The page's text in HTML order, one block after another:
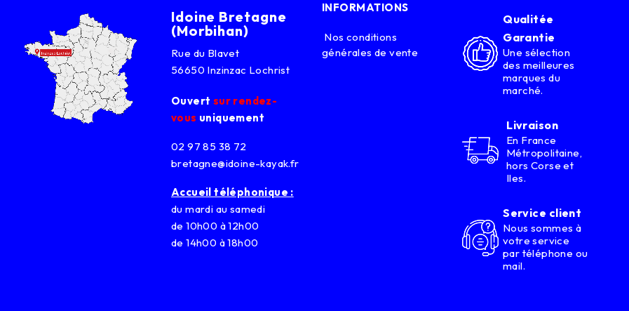
Idoine Bretagne
(Morbihan)
Rue du Blavet
56650 Inzinzac Lochrist
Ouvert sur rendez-
vous uniquement
02 97 85 38 72
bretagne@idoine-kayak.fr
Accueil téléphonique :
du mardi au samedi
de 10h00 à 12h00
de 14h00 à 18h00
INFORMATIONS
Nos conditions
générales de vente
Qualitée
Garantie
Une sélection
des meilleures
marques du
marché.
Livraison
En France
Métropolitaine,
hors Corse et
Iles.
Service client
Nous sommes à
votre service
par téléphone ou
mail.